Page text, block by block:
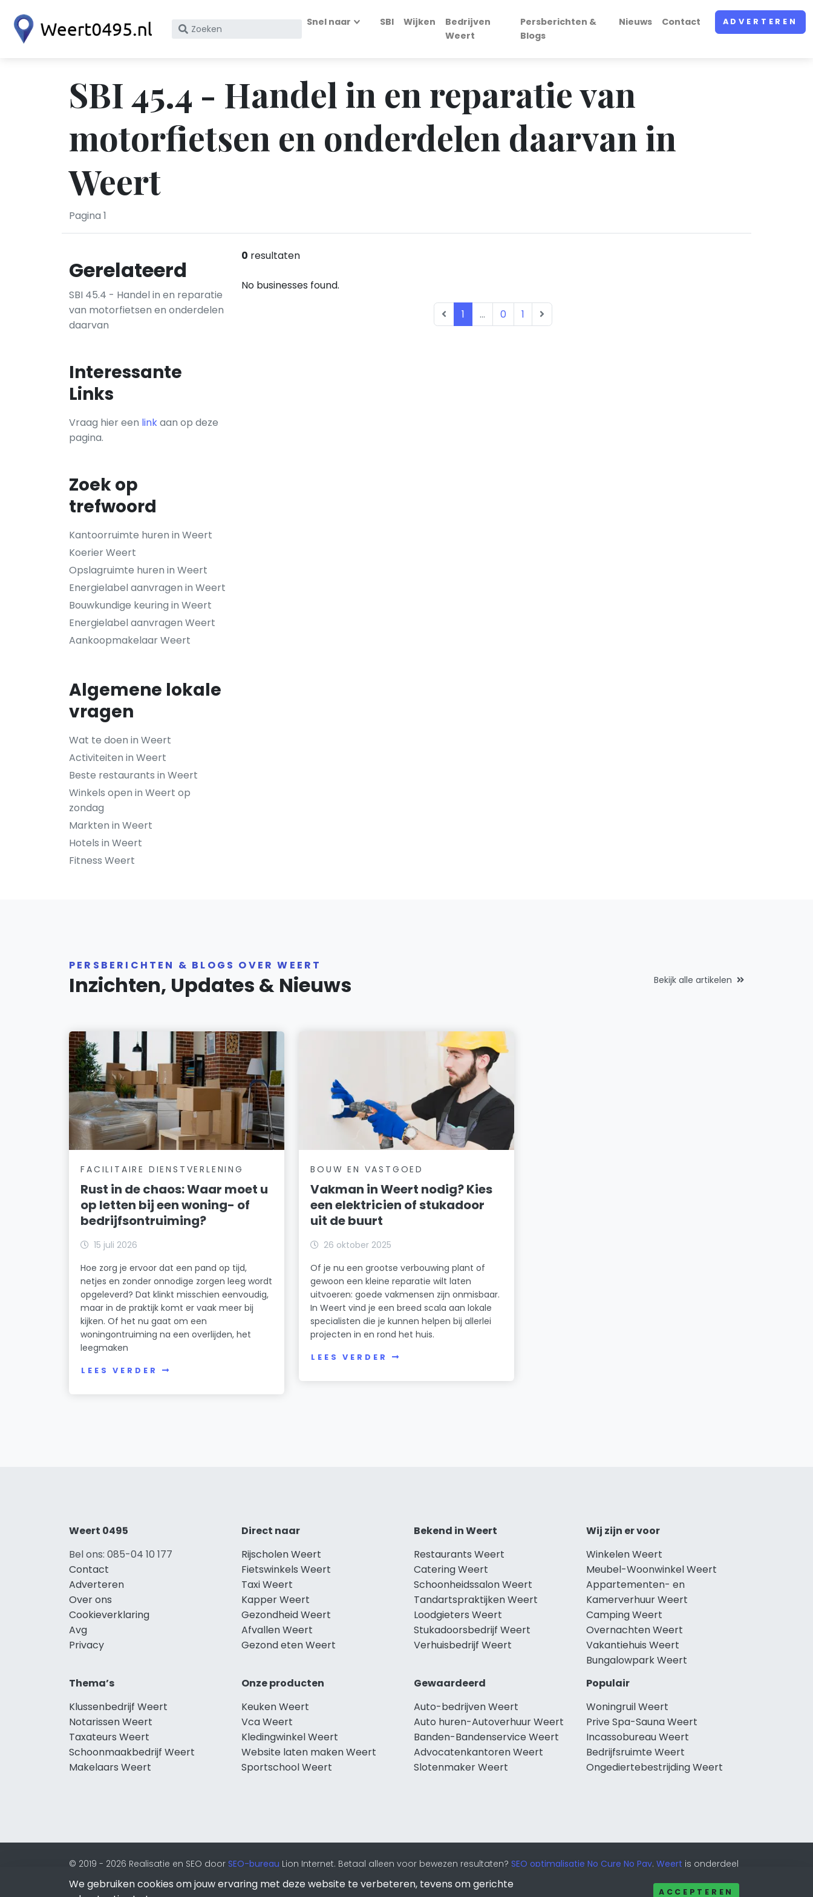
Zoek
KvK
nummer
Snel naar SBI Wijken
Bedrijven
Weert
Persberichten &
Blogs
Nieuws Contact ADVERTEREN
SBI 45.4 - Handel in en reparatie van
motorfietsen en onderdelen daarvan in
Weert
Pagina 1
Gerelateerd
SBI 45.4 - Handel in en reparatie
van motorfietsen en onderdelen
daarvan
Interessante
Links
Vraag hier een linkaan op deze
pagina.
Zoek op
trefwoord
Kantoorruimte huren in Weert
Koerier Weert
Opslagruimte huren in Weert
Energielabel aanvragen in Weert
Bouwkundige keuring in Weert
Energielabel aanvragen Weert
Aankoopmakelaar Weert
Algemene lokale
vragen
Wat te doen in Weert
Activiteiten in Weert
Beste restaurants in Weert
Winkels open in Weert op
zondag
Markten in Weert
Hotels in Weert
Fitness Weert
0 resultaten
No businesses found.
1 ... 0 1
PERSBERICHTEN & BLOGS OVER WEERT
Inzichten, Updates & Nieuws Bekijk alle artikelen
FACILITAIRE DIENSTVERLENING
Rust in de chaos: Waar moet u
op letten bij een woning- of
bedrijfsontruiming?
15 juli 2026
Hoe zorg je ervoor dat een pand op tijd,
netjes en zonder onnodige zorgen leeg wordt
opgeleverd? Dat klinkt misschien eenvoudig,
maar in de praktijk komt er vaak meer bij
kijken. Of het nu gaat om een
woningontruiming na een overlijden, het
leegmaken
LEES VERDER
BOUW EN VASTGOED
Vakman in Weert nodig? Kies
een elektricien of stukadoor
uit de buurt
26 oktober 2025
Of je nu een grootse verbouwing plant of
gewoon een kleine reparatie wilt laten
uitvoeren: goede vakmensen zijn onmisbaar.
In Weert vind je een breed scala aan lokale
specialisten die je kunnen helpen bij allerlei
projecten in en rond het huis.
LEES VERDER
Weert 0495
Bel ons: 085-04 10 177
Contact
Adverteren
Over ons
Cookieverklaring
Avg
Privacy
Direct naar
Rijscholen Weert
Fietswinkels Weert
Taxi Weert
Kapper Weert
Gezondheid Weert
Afvallen Weert
Gezond eten Weert
Bekend in Weert
Restaurants Weert
Catering Weert
Schoonheidssalon Weert
Tandartspraktijken Weert
Loodgieters Weert
Stukadoorsbedrijf Weert
Verhuisbedrijf Weert
Wij zijn er voor
Winkelen Weert
Meubel-Woonwinkel Weert
Appartementen- en
Kamerverhuur Weert
Camping Weert
Overnachten Weert
Vakantiehuis Weert
Bungalowpark Weert
Thema’s
Klussenbedrijf Weert
Notarissen Weert
Taxateurs Weert
Schoonmaakbedrijf Weert
Makelaars Weert
Onze producten
Keuken Weert
Vca Weert
Kledingwinkel Weert
Website laten maken Weert
Sportschool Weert
Gewaardeerd
Auto-bedrijven Weert
Auto huren-Autoverhuur Weert
Banden-Bandenservice Weert
Advocatenkantoren Weert
Slotenmaker Weert
Populair
Woningruil Weert
Prive Spa-Sauna Weert
Incassobureau Weert
Bedrijfsruimte Weert
Ongediertebestrijding Weert
© 2019 - 2026 Realisatie en SEO door SEO-bureau Lion Internet. Betaal alleen voor bewezen resultaten? SEO optimalisatie No Cure No Pay. Weert is onderdeel
We gebruiken cookies om jouw ervaring met deze website te verbeteren, tevens om gerichte
ACCEPTEREN